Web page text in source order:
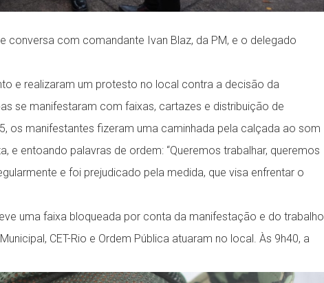
conversa com comandante Ivan Blaz, da PM, e o delegado
e realizaram um protesto no local contra a decisão da
se manifestaram com faixas, cartazes e distribuição de
os manifestantes fizeram uma caminhada pela calçada ao som
e entoando palavras de ordem: “Queremos trabalhar, queremos
e foi prejudicado pela medida, que visa enfrentar o
uma faixa bloqueada por conta da manifestação e do trabalho
CET-Rio e Ordem Pública atuaram no local. Às 9h40, a